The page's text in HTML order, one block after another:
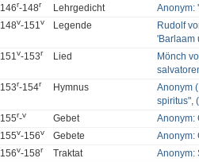
146r-148r Lehrgedicht
Anonym:
148v-151v Legende
Rudolf
'Barlaam
151v-153r Lied
Mönch
153r-154r Hymnus
Anonym
spiritus", (
155r-v Gebet
Anonym:
155v-156v Gebete
Anonym:
156v-158r Traktat
Anonym: